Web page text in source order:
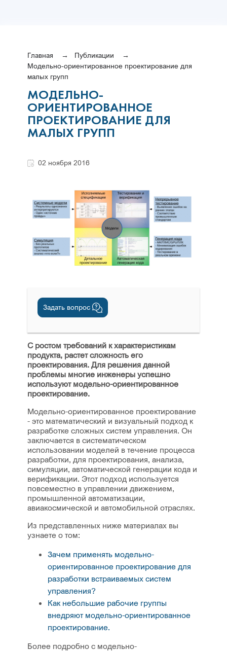
Главная
Публикации
Модельно-ориентированное проектирование для
малых групп
МОДЕЛЬНО-
ОРИЕНТИРОВАННОЕ
ПРОЕКТИРОВАНИЕ ДЛЯ
МАЛЫХ ГРУПП
02 ноября 2016
С ростом требований к характеристикам
продукта, растет сложность его
проектирования. Для решения данной
проблемы многие инженеры успешно
используют модельно-ориентированное
проектирование.
Модельно-ориентированное проектирование
- это математический и визуальный подход к
разработке сложных систем управления. Он
заключается в систематическом
использовании моделей в течение процесса
разработки, для проектирования, анализа,
симуляции, автоматической генерации кода и
верификации. Этот подход используется
повсеместно в управлении движением,
промышленной автоматизации,
авиакосмической и автомобильной отраслях.
Из представленных ниже материалах вы
узнаете о том:
Зачем применять модельно-
ориентированное проектирование для
разработки встраиваемых систем
управления?
Как небольшие рабочие группы
внедряют модельно-ориентированное
проектирование.
Более подробно с модельно-
Задать вопрос